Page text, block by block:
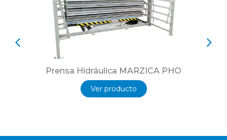
2 Unidades de cierre/apertura hidráulica con
alineadoras neumáticas superior incorporados.
Equipo hidráulico con motor.
Prensa Hidráulica MARZICA PHO
Ver producto